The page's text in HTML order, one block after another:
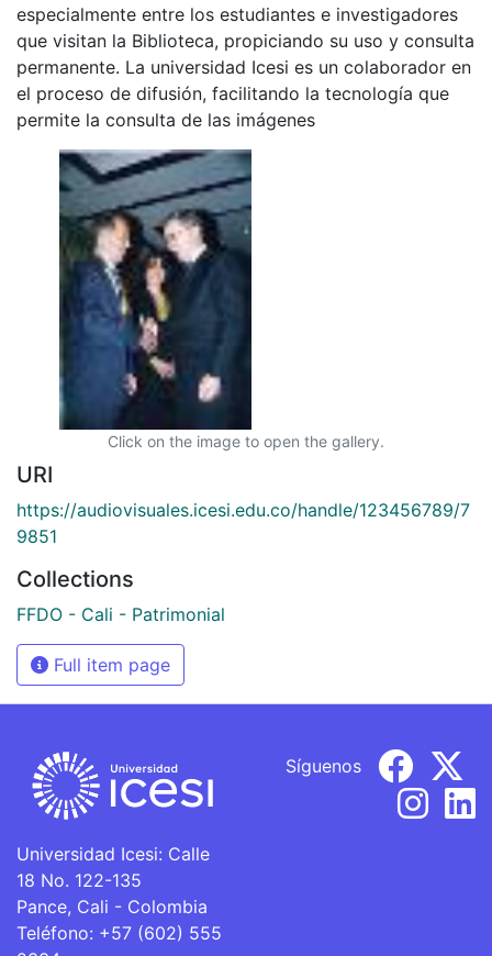
especialmente entre los estudiantes e investigadores
que visitan la Biblioteca, propiciando su uso y consulta
permanente. La universidad Icesi es un colaborador en
el proceso de difusión, facilitando la tecnología que
permite la consulta de las imágenes
Click on the image to open the gallery.
URI
https://audiovisuales.icesi.edu.co/handle/123456789/7
9851
Collections
FFDO - Cali - Patrimonial
Full item page
Universidad Icesi: Calle
18 No. 122-135
Pance, Cali - Colombia
Teléfono: +57 (602) 555
Síguenos